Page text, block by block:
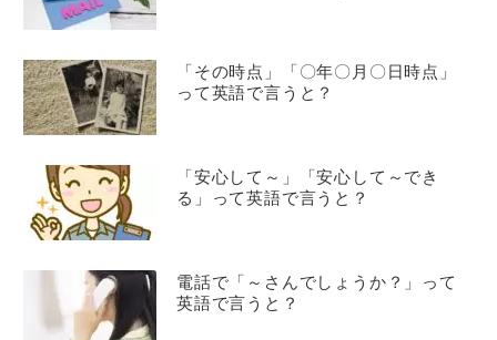
「その時点」「〇年〇月〇日時点」
って英語で言うと？
「安心して～」「安心して～でき
る」って英語で言うと？
電話で「～さんでしょうか？」って
英語で言うと？